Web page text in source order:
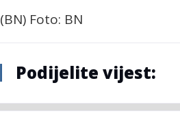
(BN) Foto: BN
Podijelite vijest: